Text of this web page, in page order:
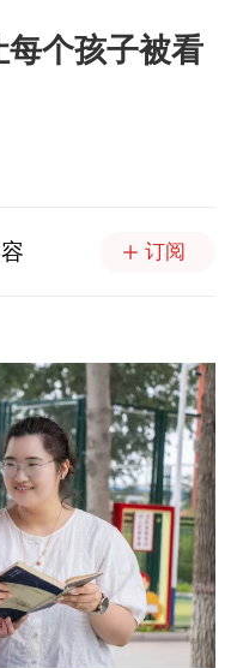
个孩子被看
订阅